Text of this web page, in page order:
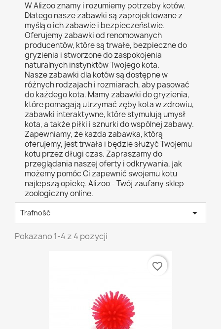
W Alizoo znamy i rozumiemy potrzeby kotów.
Dlatego nasze zabawki są zaprojektowane z
myślą o ich zabawie i bezpieczeństwie.
Oferujemy zabawki od renomowanych
producentów, które są trwałe, bezpieczne do
gryzienia i stworzone do zaspokojenia
naturalnych instynktów Twojego kota.
Nasze zabawki dla kotów są dostępne w
różnych rodzajach i rozmiarach, aby pasować
do każdego kota. Mamy zabawki do gryzienia,
które pomagają utrzymać zęby kota w zdrowiu,
zabawki interaktywne, które stymulują umysł
kota, a także piłki i sznurki do wspólnej zabawy.
Zapewniamy, że każda zabawka, którą
oferujemy, jest trwała i będzie służyć Twojemu
kotu przez długi czas. Zapraszamy do
przeglądania naszej oferty i odkrywania, jak
możemy pomóc Ci zapewnić swojemu kotu
najlepszą opiekę. Alizoo - Twój zaufany sklep
zoologiczny online.
Trafność 
Pokazano 1-4 z 4 pozycji
favorite_border